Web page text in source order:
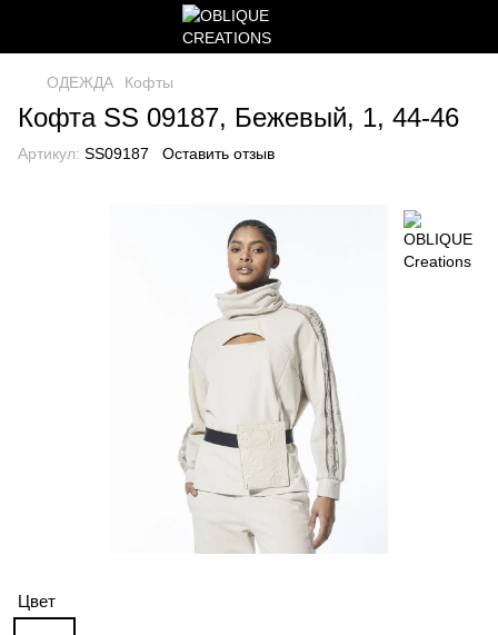
ОДЕЖДА Кофты
Кофта SS 09187, Бежевый, 1, 44-46
Артикул: SS09187 Оставить отзыв
Цвет